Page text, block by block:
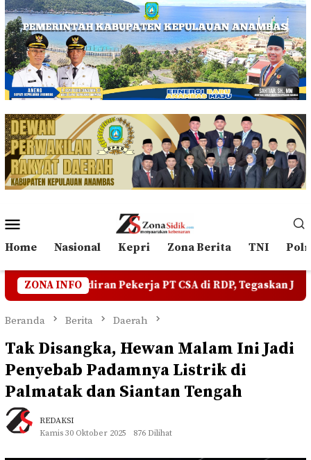
Loncat
ke
konten
Mobile
Home Nasional Kepri Zona Berita TNI
ZONA INFO
PT CSA di RDP, Tegaskan Jangan Ada yang
Beranda Berita Daerah
Tak Disangka, Hewan Malam Ini Jadi
Penyebab Padamnya Listrik di
Palmatak dan Siantan Tengah
REDAKSI
Kamis 30 Oktober 2025
876 Dilihat